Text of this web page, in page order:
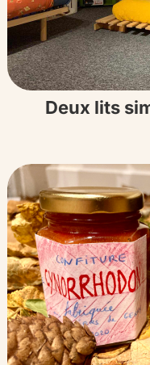
Deux lits